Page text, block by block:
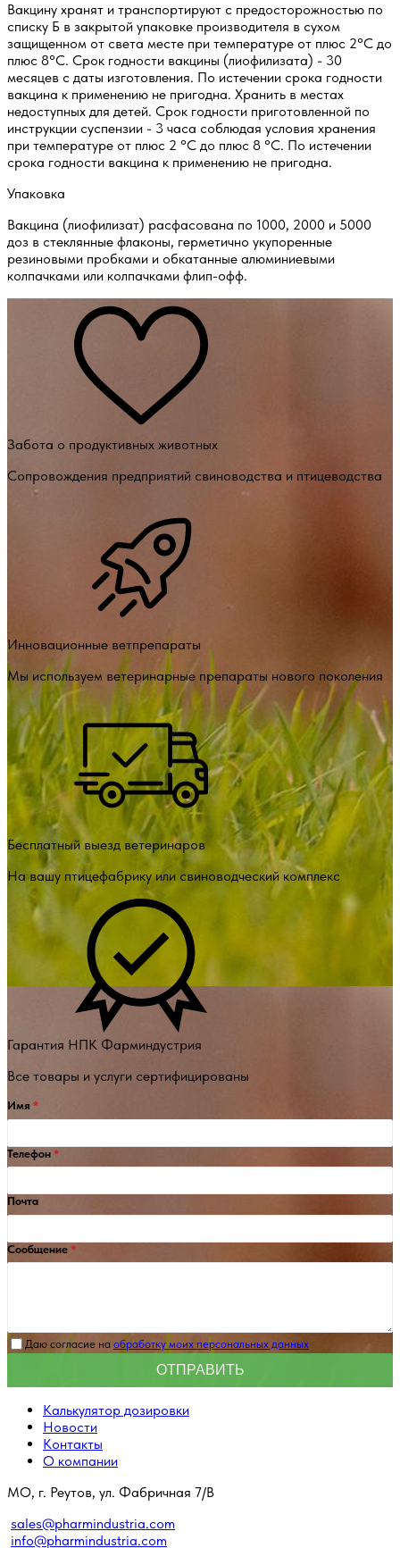
Вакцину хранят и транспортируют с предосторожностью по
списку Б в закрытой упаковке производителя в сухом
защищенном от света месте при температуре от плюс 2°С до
плюс 8°С. Срок годности вакцины (лиофилизата) - 30
месяцев с даты изготовления. По истечении срока годности
вакцина к применению не пригодна. Хранить в местах
недоступных для детей. Срок годности приготовленной по
инструкции суспензии - 3 часа соблюдая условия хранения
при температуре от плюс 2 °С до плюс 8 °С. По истечении
срока годности вакцина к применению не пригодна.
Упаковка
Вакцина (лиофилизат) расфасована по 1000, 2000 и 5000
доз в стеклянные флаконы, герметично укупоренные
резиновыми пробками и обкатанные алюминиевыми
колпачками или колпачками флип-офф.
Забота о продуктивных животных
Сопровождения предприятий свиноводства и птицеводства
Инновационные ветпрепараты
Мы используем ветеринарные препараты нового поколения
Бесплатный выезд ветеринаров
На вашу птицефабрику или свиноводческий комплекс
Гарантия НПК Фарминдустрия
Все товары и услуги сертифицированы
Имя
Телефон
Почта
Сообщение
Даю согласие на обработку моих персональных данных
Калькулятор дозировки
Новости
Контакты
О компании
МО, г. Реутов, ул. Фабричная 7/В
sales@pharmindustria.com
info@pharmindustria.com